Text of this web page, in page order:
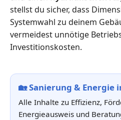
stellst du sicher, dass
Systemwahl zu deinem
vermeidest unnötige
Investitionskosten.
🏡Sanierung & Energie
Alle Inhalte zu Effizienz,
Energieausweis und